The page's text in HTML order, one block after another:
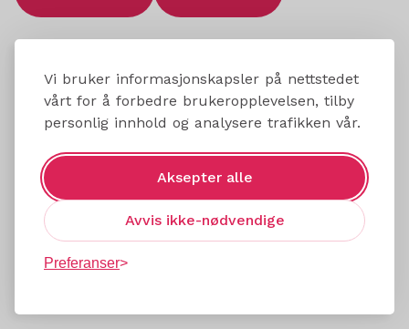
Vi bruker informasjonskapsler på nettstedet
vårt for å forbedre brukeropplevelsen, tilby
personlig innhold og analysere trafikken vår.
Aksepter alle
Avvis ikke-nødvendige
Preferanser